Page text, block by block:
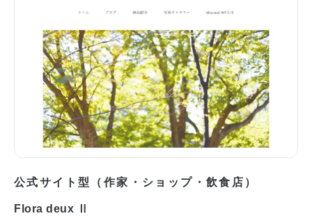
公式サイト型（作家・ショップ・飲食店）
Flora deux Ⅱ